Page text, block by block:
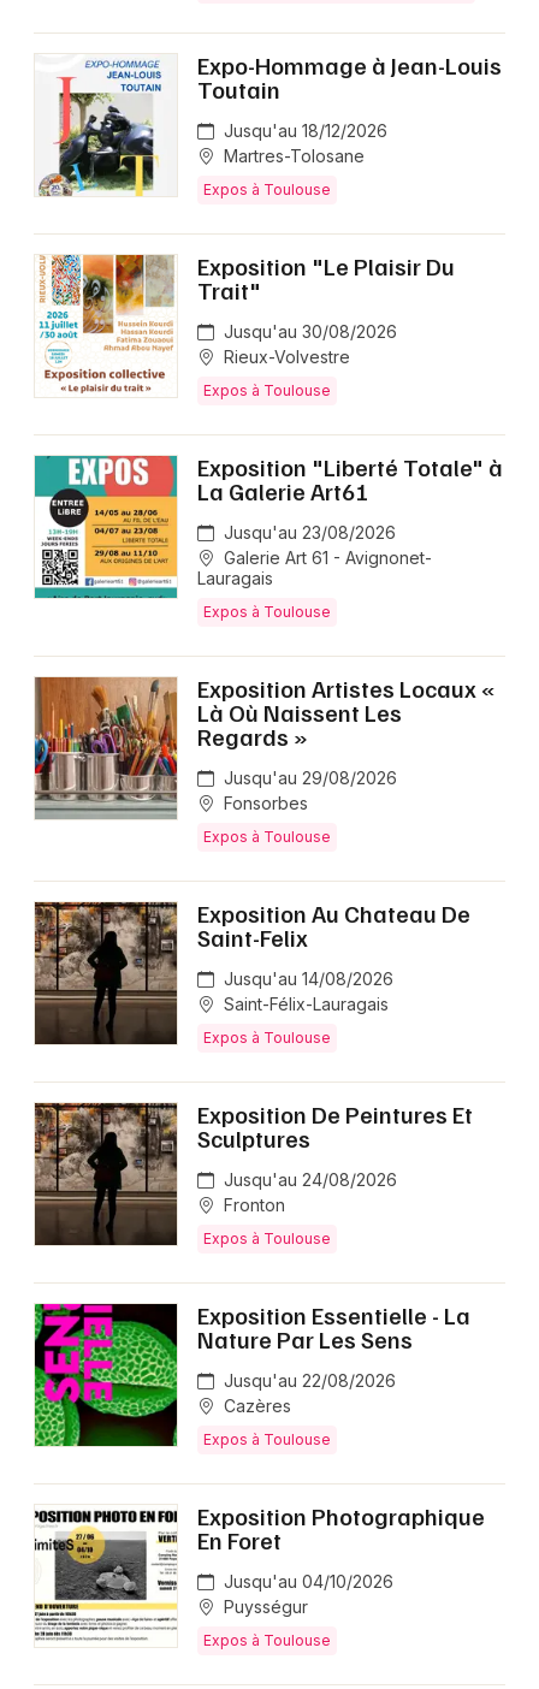
Expo-Hommage à Jean-Louis
Toutain
Jusqu'au 18/12/2026
Martres-Tolosane
Expos à Toulouse
Exposition "Le Plaisir Du
Trait"
Jusqu'au 30/08/2026
Rieux-Volvestre
Expos à Toulouse
Exposition "Liberté Totale" à
La Galerie Art61
Jusqu'au 23/08/2026
Galerie Art 61 - Avignonet-
Lauragais
Expos à Toulouse
Exposition Artistes Locaux «
Là Où Naissent Les
Regards »
Jusqu'au 29/08/2026
Fonsorbes
Expos à Toulouse
Exposition Au Chateau De
Saint-Felix
Jusqu'au 14/08/2026
Saint-Félix-Lauragais
Expos à Toulouse
Exposition De Peintures Et
Sculptures
Jusqu'au 24/08/2026
Fronton
Expos à Toulouse
Exposition Essentielle - La
Nature Par Les Sens
Jusqu'au 22/08/2026
Cazères
Expos à Toulouse
Exposition Photographique
En Foret
Jusqu'au 04/10/2026
Puysségur
Expos à Toulouse